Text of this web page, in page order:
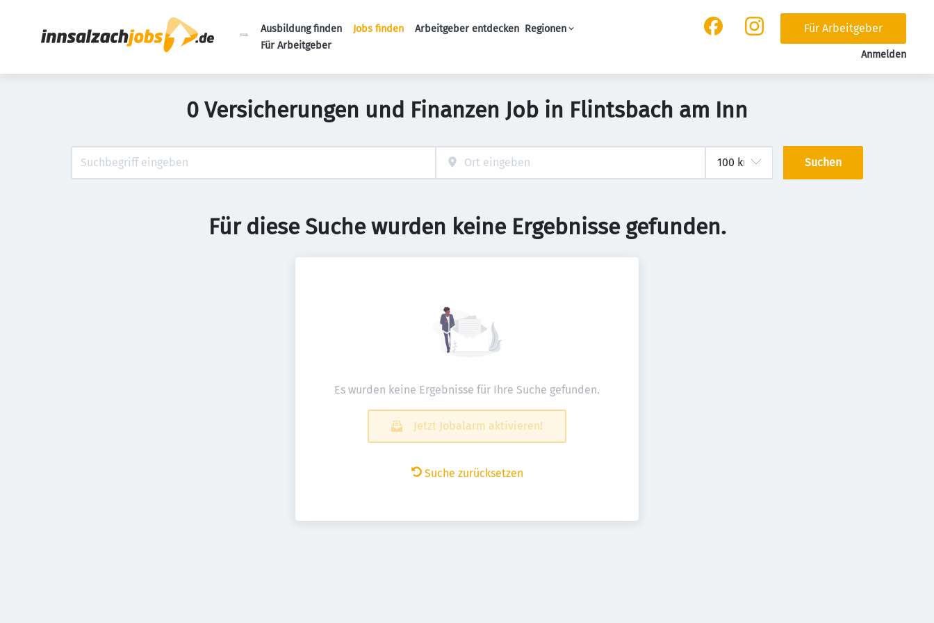
Ausbildung finden Jobs finden Arbeitgeber entdecken Regionen
Für Arbeitgeber
Für Arbeitgeber
Anmelden
0 Versicherungen und Finanzen Job in Flintsbach am Inn
Suchen
Für diese Suche wurden keine Ergebnisse gefunden.
Es wurden keine Ergebnisse für Ihre Suche gefunden.
Jetzt Jobalarm aktivieren!
Suche zurücksetzen